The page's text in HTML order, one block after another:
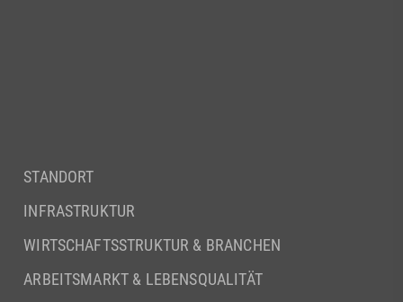
STANDORT
INFRASTRUKTUR
WIRTSCHAFTSSTRUKTUR & BRANCHEN
ARBEITSMARKT & LEBENSQUALITÄT